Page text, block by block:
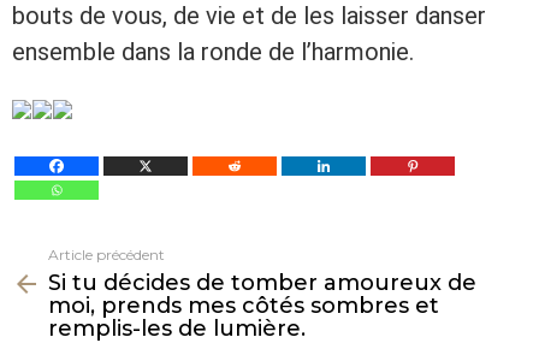
bouts de vous, de vie et de les laisser danser
ensemble dans la ronde de l’harmonie.
plus
Article précédent
Si tu décides de tomber amoureux de
moi, prends mes côtés sombres et
remplis-les de lumière.